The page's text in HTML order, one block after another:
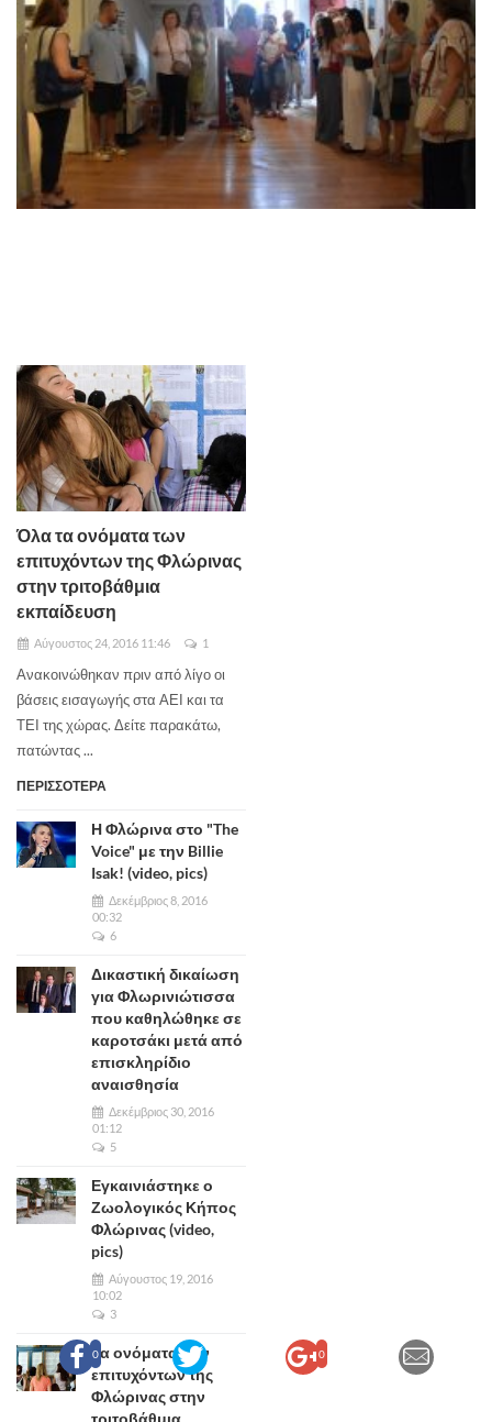
0 0
Όλα τα ονόματα των
επιτυχόντων της Φλώρινας
στην τριτοβάθμια
εκπαίδευση
Αύγουστος 24, 2016 11:46 1
Ανακοινώθηκαν πριν από λίγο οι
βάσεις εισαγωγής στα ΑΕΙ και τα
ΤΕΙ της χώρας. Δείτε παρακάτω,
πατώντας ...
ΠΕΡΙΣΣΟΤΕΡΑ
Η Φλώρινα στο "The
Voice" με την Billie
Isak! (video, pics)
Δεκέμβριος 8, 2016
00:32
6
Δικαστική δικαίωση
για Φλωρινιώτισσα
που καθηλώθηκε σε
καροτσάκι μετά από
επισκληρίδιο
αναισθησία
Δεκέμβριος 30, 2016
01:12
5
Εγκαινιάστηκε ο
Ζωολογικός Κήπος
Φλώρινας (video,
pics)
Αύγουστος 19, 2016
10:02
3
Τα ονόματα των
επιτυχόντων της
Φλώρινας στην
τριτοβάθμια